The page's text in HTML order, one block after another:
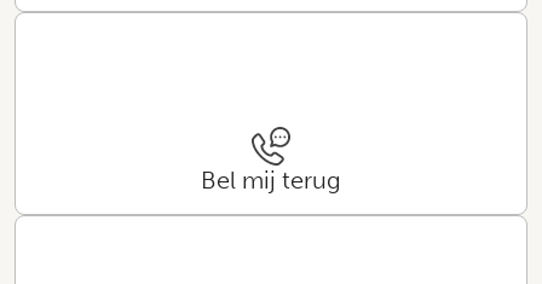
Bel mij terug